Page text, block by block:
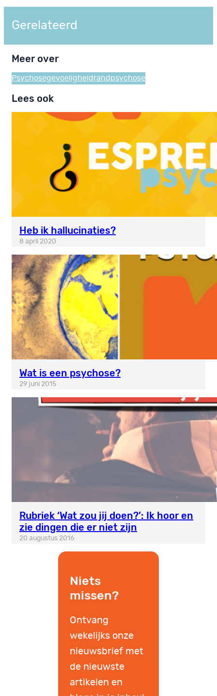
Gerelateerd
Meer over
Psychosegevoeligheid randpsychose
Lees ook
Heb ik hallucinaties?
8 april 2020
Wat is een psychose?
29 juni 2015
Rubriek ‘Wat zou jij doen?’: Ik hoor en
zie dingen die er niet zijn
20 augustus 2016
Niets
missen?
Ontvang
wekelijks onze
nieuwsbrief met
de nieuwste
artikelen en